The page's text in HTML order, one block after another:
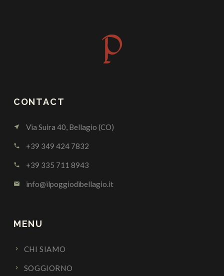
CONTACT
near_me Via Suira 40, Bellagio (CO)
call +39 349 424 7832
call +39 335 711 8943
email info@ilpoggiodibellagio.it
MENU
CHI SIAMO
SOGGIORNO